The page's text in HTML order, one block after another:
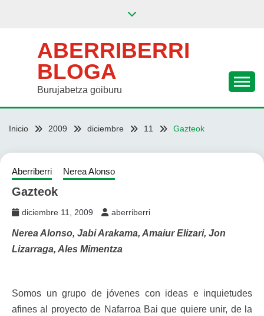
ABERRIBERRI
BLOGA
Burujabetza goiburu
Inicio 2009 diciembre 11 Gazteok
Aberriberri Nerea Alonso
Gazteok
diciembre 11, 2009 aberriberri
Nerea Alonso, Jabi Arakama, Amaiur Elizari, Jon
Lizarraga, Ales Mimentza
Somos un grupo de jóvenes con ideas e inquietudes
afines al proyecto de Nafarroa Bai que quiere unir, de la